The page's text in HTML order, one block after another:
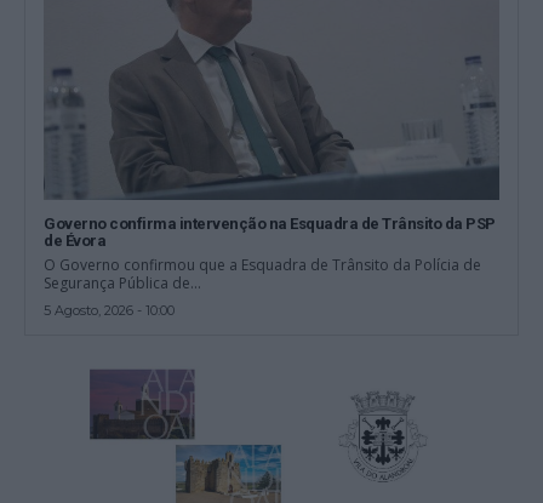
Governo confirma intervenção na Esquadra de Trânsito da PSP
de Évora
O Governo confirmou que a Esquadra de Trânsito da Polícia de
Segurança Pública de...
5 Agosto, 2026 - 10:00